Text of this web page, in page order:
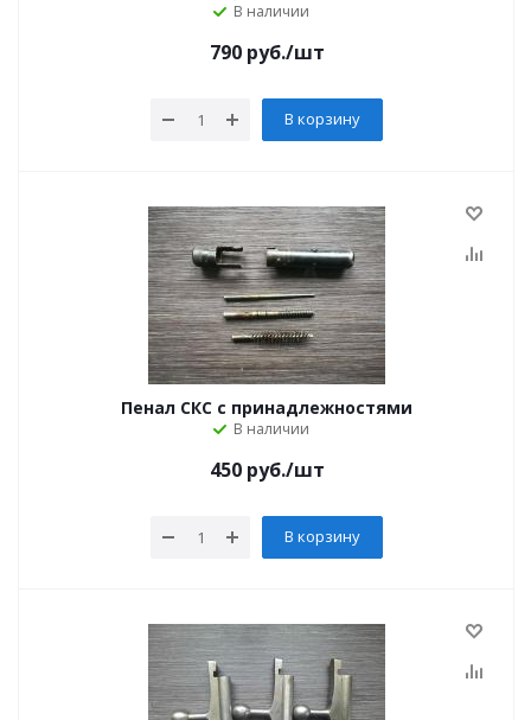
В наличии
790руб./шт
В корзину
Пенал СКС с принадлежностями
В наличии
450руб./шт
В корзину